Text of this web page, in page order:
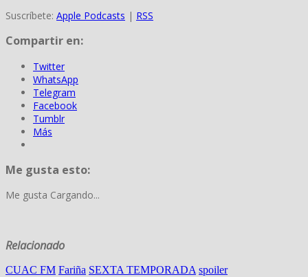
Suscríbete: Apple Podcasts | RSS
Compartir en:
Twitter
WhatsApp
Telegram
Facebook
Tumblr
Más
Me gusta esto:
Me gusta Cargando...
Relacionado
CUAC FM Fariña SEXTA TEMPORADA spoiler